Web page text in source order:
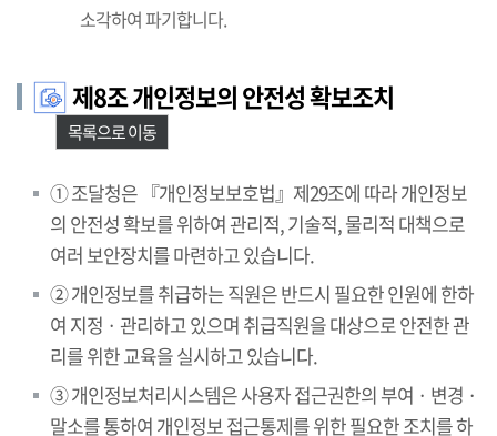
소각하여 파기합니다.
제8조 개인정보의 안전성 확보조치
목록으로 이동
① 조달청은 『개인정보보호법』제29조에 따라 개인정보
의 안전성 확보를 위하여 관리적, 기술적, 물리적 대책으로
여러 보안장치를 마련하고 있습니다.
② 개인정보를 취급하는 직원은 반드시 필요한 인원에 한하
여 지정 · 관리하고 있으며 취급직원을 대상으로 안전한 관
리를 위한 교육을 실시하고 있습니다.
③ 개인정보처리시스템은 사용자 접근권한의 부여 · 변경 ·
말소를 통하여 개인정보 접근통제를 위한 필요한 조치를 하